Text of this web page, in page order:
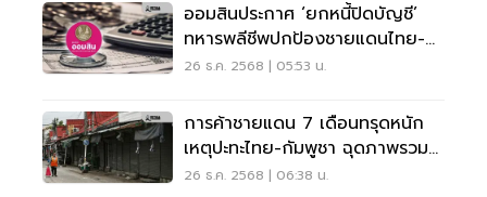
ออมสินประกาศ ‘ยกหนี้ปิดบัญชี’
ทหารพลีชีพปกป้องชายแดนไทย-
กัมพูชา
26 ธ.ค. 2568 | 05:53 น.
การค้าชายแดน 7 เดือนทรุดหนัก
เหตุปะทะไทย-กัมพูชา ฉุดภาพรวม
วูบ
26 ธ.ค. 2568 | 06:38 น.